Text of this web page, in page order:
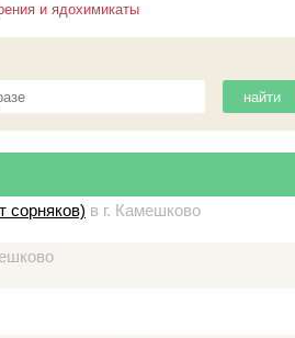
и ядохимикаты
сорняков) в г. Камешково